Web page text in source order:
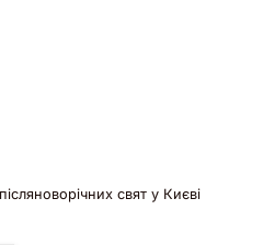
свят у Києві